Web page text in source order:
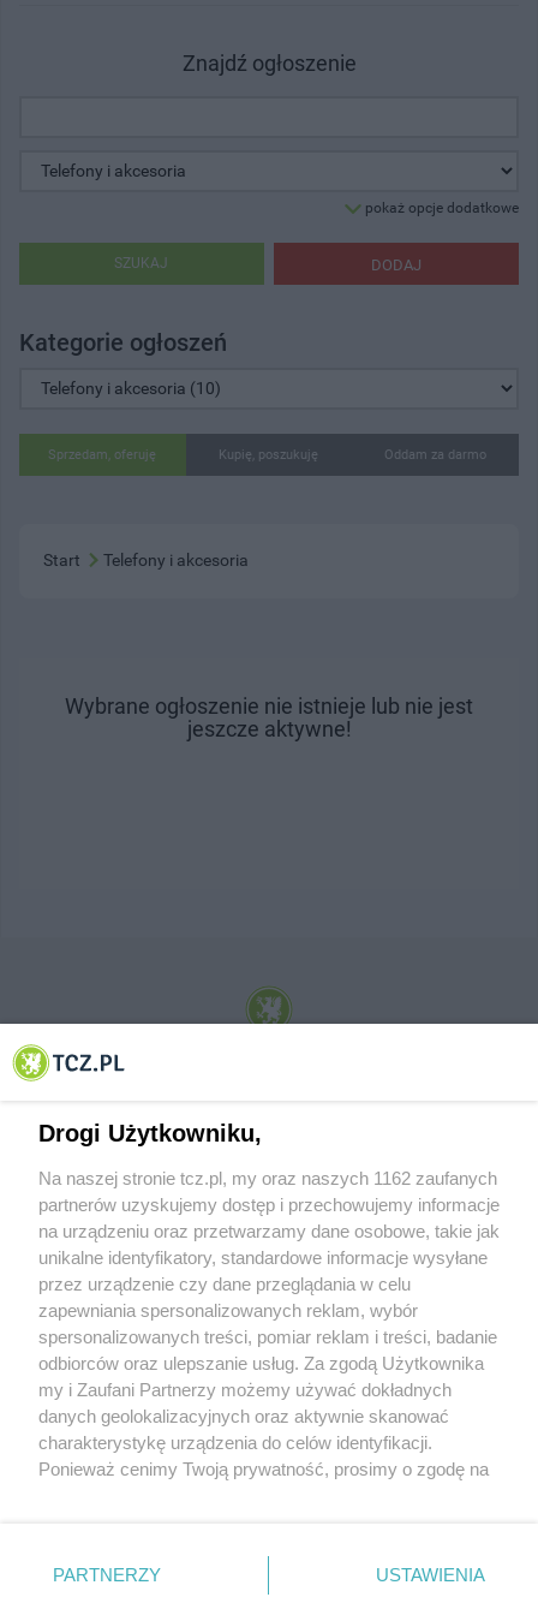
Znajdź ogłoszenie
pokaż opcje dodatkowe
DODAJ
SZUKAJ
Kategorie ogłoszeń
Sprzedam, oferuję Kupię, poszukuję Oddam za darmo
Start Telefony i akcesoria
Wybrane ogłoszenie nie istnieje lub nie jest
jeszcze aktywne!
© 2001-2026 Tczew - TCZ.PL Sp. z o.o. Internetowy Serwis Informacyjny Miasta
O FIRMIE POLITYKA PRYWATNOŚCI HOSTING
REKLAMA WSPÓŁPRACA RSS FACEBOOK KONTAKT
Nasze serwisy
Aktualności
Tcz24
Historia miasta
Muzyka i kultura
Archiwum wydarzeń
Zdjęcia miasta
Drogi Użytkowniku,
Na naszej stronie tcz.pl, my oraz naszych 1162 zaufanych
partnerów uzyskujemy dostęp i przechowujemy informacje
na urządzeniu oraz przetwarzamy dane osobowe, takie jak
unikalne identyfikatory, standardowe informacje wysyłane
przez urządzenie czy dane przeglądania w celu
zapewniania spersonalizowanych reklam, wybór
spersonalizowanych treści, pomiar reklam i treści, badanie
odbiorców oraz ulepszanie usług. Za zgodą Użytkownika
my i Zaufani Partnerzy możemy używać dokładnych
danych geolokalizacyjnych oraz aktywnie skanować
charakterystykę urządzenia do celów identyfikacji.
Ponieważ cenimy Twoją prywatność, prosimy o zgodę na
znajdujący się w lewym dolnym rogu strony
. Niektóre
PARTNERZY USTAWIENIA